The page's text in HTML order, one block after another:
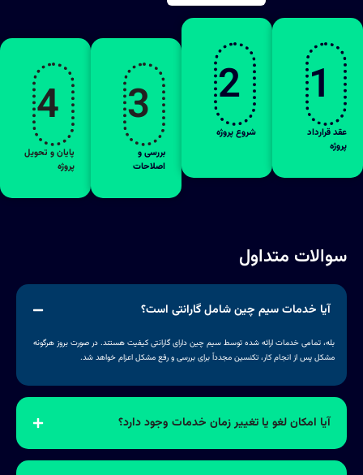
4
پایان و تحویل
پروژه
3
بررسی و
اصلاحات
2
شروع پروژه
1
عقد قرارداد
پروژه
سوالات متداول
آیا خدمات سیم چین شامل گارانتی است؟
بله، تمامی خدمات ارائه شده توسط سیم چین دارای گارانتی کیفیت هستند. در صورت بروز هرگونه
مشکل پس از انجام کار، تکنسین مجدداً برای بررسی و رفع مشکل اعزام خواهد شد.
آیا امکان لغو یا تغییر زمان خدمات وجود دارد؟